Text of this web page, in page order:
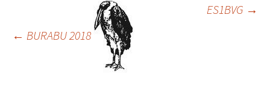
Bejegyzés
navigáció
← BURABU 2018
ES1BVG →